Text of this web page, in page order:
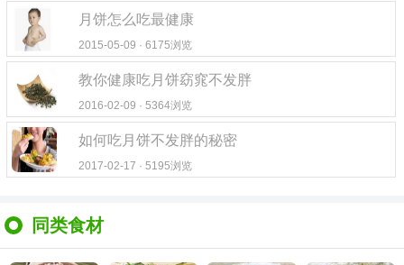
月饼怎么吃最健康
2015-05-09 · 6175浏览
教你健康吃月饼窈窕不发胖
2016-02-09 · 5364浏览
如何吃月饼不发胖的秘密
2017-02-17 · 5195浏览
同类食材